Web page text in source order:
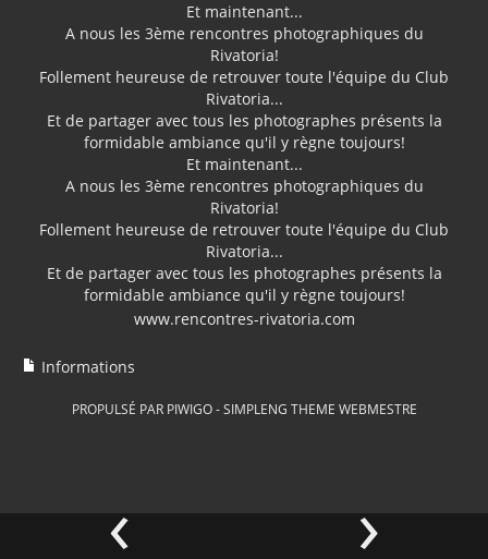
‹ ›
Et maintenant...
A nous les 3ème rencontres photographiques du
Rivatoria!
Follement heureuse de retrouver toute l'équipe du Club
Rivatoria...
Et de partager avec tous les photographes présents la
formidable ambiance qu'il y règne toujours!
Et maintenant...
A nous les 3ème rencontres photographiques du
Rivatoria!
Follement heureuse de retrouver toute l'équipe du Club
Rivatoria...
Et de partager avec tous les photographes présents la
formidable ambiance qu'il y règne toujours!
www.rencontres-rivatoria.com
Informations
PROPULSÉ PAR PIWIGO-SIMPLENG THEME WEBMESTRE